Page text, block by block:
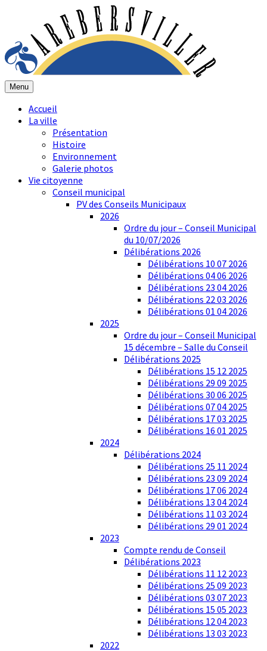
Menu
Accueil
La ville
Présentation
Histoire
Environnement
Galerie photos
Vie citoyenne
Conseil municipal
PV des Conseils Municipaux
2026
Ordre du jour – Conseil Municipal
du 10/07/2026
Délibérations 2026
Délibérations 10 07 2026
Délibérations 04 06 2026
Délibérations 23 04 2026
Délibérations 22 03 2026
Délibérations 01 04 2026
2025
Ordre du jour – Conseil Municipal
15 décembre – Salle du Conseil
Délibérations 2025
Délibérations 15 12 2025
Délibérations 29 09 2025
Délibérations 30 06 2025
Délibérations 07 04 2025
Délibérations 17 03 2025
Délibérations 16 01 2025
2024
Délibérations 2024
Délibérations 25 11 2024
Délibérations 23 09 2024
Délibérations 17 06 2024
Délibérations 13 04 2024
Délibérations 11 03 2024
Délibérations 29 01 2024
2023
Compte rendu de Conseil
Délibérations 2023
Délibérations 11 12 2023
Délibérations 25 09 2023
Délibérations 03 07 2023
Délibérations 15 05 2023
Délibérations 12 04 2023
Délibérations 13 03 2023
2022